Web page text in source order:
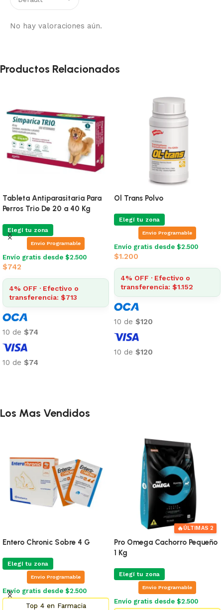
No hay valoraciones aún.
Productos Relacionados
Tableta Antiparasitaria Para
Perros Trio De 20 a 40 Kg
Elegí tu zona
Envio Programable
Envío gratis desde $2.500
$742
4% OFF · Efectivo o
transferencia: $713
10 de $74
10 de $74
Ol Trans Polvo
Elegí tu zona
Envio Programable
Envío gratis desde $2.500
$1.200
4% OFF · Efectivo o
transferencia: $1.152
10 de $120
10 de $120
Los Mas Vendidos
Entero Chronic Sobre 4 G
Elegí tu zona
Envio Programable
Envío gratis desde $2.500
Top 4 en Farmacia
🔥ÚLTIMAS 2
Pro Omega Cachorro Pequeño
1 Kg
Elegí tu zona
Envio Programable
Envío gratis desde $2.500